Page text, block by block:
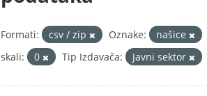
Formati: csv / zip Oznake: našice
skali:
0 Tip Izdavača: Javni sektor